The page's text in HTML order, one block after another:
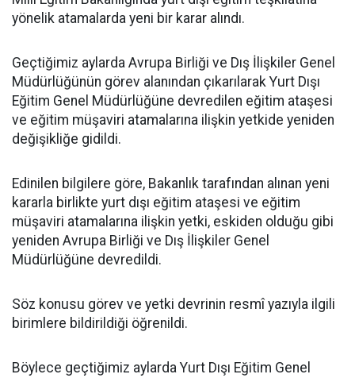
yönelik atamalarda yeni bir karar alındı.
Geçtiğimiz aylarda Avrupa Birliği ve Dış İlişkiler Genel
Müdürlüğünün görev alanından çıkarılarak Yurt Dışı
Eğitim Genel Müdürlüğüne devredilen eğitim ataşesi
ve eğitim müşaviri atamalarına ilişkin yetkide yeniden
değişikliğe gidildi.
Edinilen bilgilere göre, Bakanlık tarafından alınan yeni
kararla birlikte yurt dışı eğitim ataşesi ve eğitim
müşaviri atamalarına ilişkin yetki, eskiden olduğu gibi
yeniden Avrupa Birliği ve Dış İlişkiler Genel
Müdürlüğüne devredildi.
Söz konusu görev ve yetki devrinin resmî yazıyla ilgili
birimlere bildirildiği öğrenildi.
Böylece geçtiğimiz aylarda Yurt Dışı Eğitim Genel